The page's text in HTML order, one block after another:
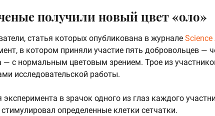
получили новый цвет «оло»
статья которых опубликована в журнале Science
в котором приняли участие пять добровольцев —
с нормальным цветовым зрением. Трое из
исследовательской работы.
эксперимента в зрачок одного из глаз каждого
определенные клетки сетчатки.